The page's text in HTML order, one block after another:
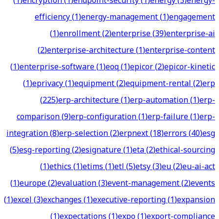
efficiency(1)energy-management(1)engagement
(1)enrollment(2)enterprise(39)enterprise-ai
(2)enterprise-architecture(1)enterprise-content
(1)enterprise-software(1)eoq(1)epicor(2)epicor-kinetic
(1)eprivacy(1)equipment(2)equipment-rental(2)erp
(225)erp-architecture(1)erp-automation(1)erp-
comparison(9)erp-configuration(1)erp-failure(1)erp-
integration(8)erp-selection(2)erpnext(18)errors(40)esg
(5)esg-reporting(2)esignature(1)eta(2)ethical-sourcing
(1)ethics(1)etims(1)etl(5)etsy(3)eu(2)eu-ai-act
(1)europe(2)evaluation(3)event-management(2)events
(1)excel(3)exchanges(1)executive-reporting(1)expansion